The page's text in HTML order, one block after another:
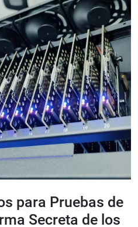
para Pruebas de
Secreta de los